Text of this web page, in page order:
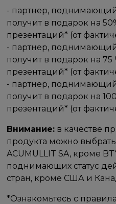
- партнер, поднимающий
получит в подарок на
презентаций* (от
- партнер, поднимающий
получит в подарок на
презентаций* (от
- партнер, поднимающий
получит в подарок на
презентаций* (от
Внимание: в качестве
продукта можно
ACUMULLIT SA, кроме
поднимающих статус
стран, кроме США и
*Ознакомьтесь с